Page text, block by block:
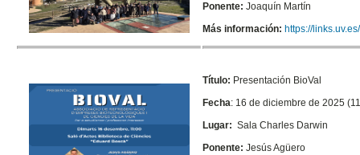
Ponente:Joaquín Martín
Más información: https://
Título: Presentación BioVal
Fecha: 16 de diciembre de 2025
Lugar:Sala Charles Darwin
Ponente:Jesús Agüero